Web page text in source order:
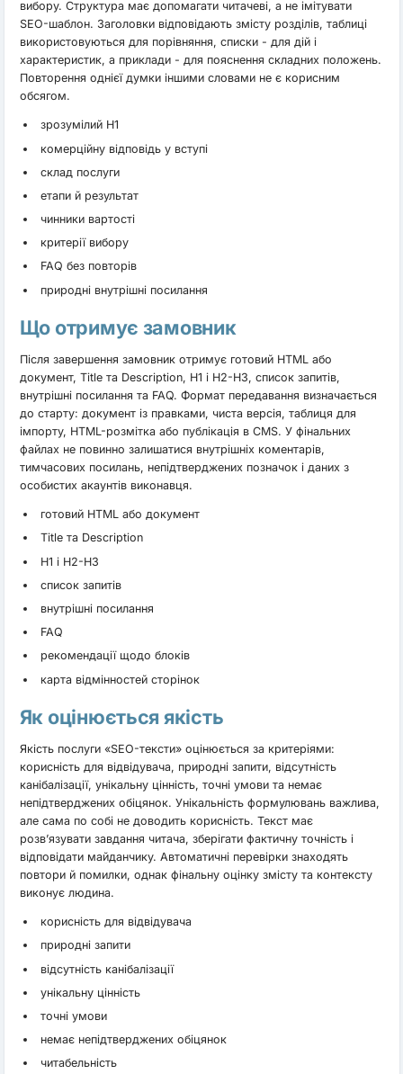
вибору. Структура має допомагати читачеві, а не імітувати
SEO-шаблон. Заголовки відповідають змісту розділів, таблиці
використовуються для порівняння, списки - для дій і
характеристик, а приклади - для пояснення складних положень.
Повторення однієї думки іншими словами не є корисним
обсягом.
зрозумілий H1
комерційну відповідь у вступі
склад послуги
етапи й результат
чинники вартості
критерії вибору
FAQ без повторів
природні внутрішні посилання
Що отримує замовник
Після завершення замовник отримує готовий HTML або
документ, Title та Description, H1 і H2-H3, список запитів,
внутрішні посилання та FAQ. Формат передавання визначається
до старту: документ із правками, чиста версія, таблиця для
імпорту, HTML-розмітка або публікація в CMS. У фінальних
файлах не повинно залишатися внутрішніх коментарів,
тимчасових посилань, непідтверджених позначок і даних з
особистих акаунтів виконавця.
готовий HTML або документ
Title та Description
H1 і H2-H3
список запитів
внутрішні посилання
FAQ
рекомендації щодо блоків
карта відмінностей сторінок
Як оцінюється якість
Якість послуги «SEO-тексти» оцінюється за критеріями:
корисність для відвідувача, природні запити, відсутність
канібалізації, унікальну цінність, точні умови та немає
непідтверджених обіцянок. Унікальність формулювань важлива,
але сама по собі не доводить корисність. Текст має
розв’язувати завдання читача, зберігати фактичну точність і
відповідати майданчику. Автоматичні перевірки знаходять
повтори й помилки, однак фінальну оцінку змісту та контексту
виконує людина.
корисність для відвідувача
природні запити
відсутність канібалізації
унікальну цінність
точні умови
немає непідтверджених обіцянок
читабельність